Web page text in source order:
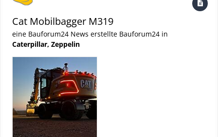
Cat Mobilbagger M319
eine Bauforum24 News erstellte Bauforum24 in
Caterpillar, Zeppelin